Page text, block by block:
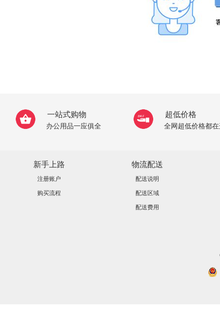
一站式购物
办公用品一应俱全
超低价格
全网超低价格都
新手上路
注册账户
购买流程
物流配送
配送说明
配送区域
配送费用